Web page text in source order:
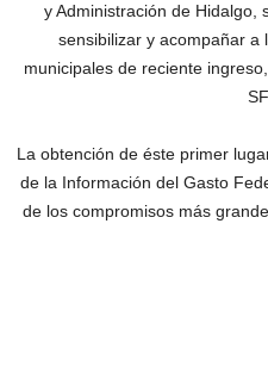
y Administración de Hidalgo,
sensibilizar y acompañar a
municipales de reciente
La obtención de éste primer
de la Información del Gasto
de los compromisos más